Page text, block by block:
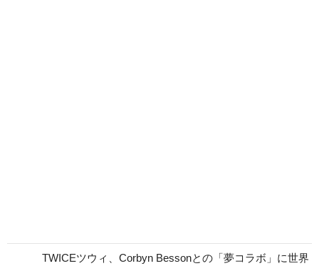
TWICEツウィ、Corbyn Bessonとの「夢コラボ」に世界